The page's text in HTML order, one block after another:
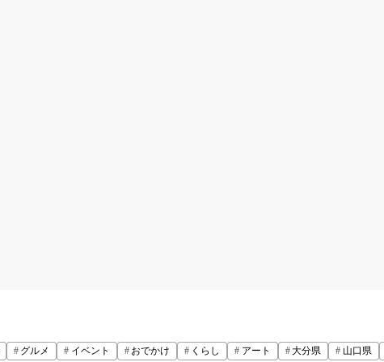
グルメ イベント おでかけ くらし アート 大分県 山口県